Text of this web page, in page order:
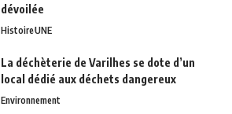
dévoilée
HistoireUNE
La déchèterie de Varilhes se dote d’un
local dédié aux déchets dangereux
Environnement